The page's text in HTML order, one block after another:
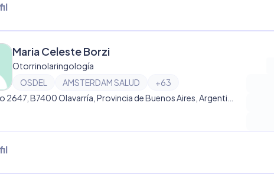
Maria Celeste Borzi
Otorrinolaringología
OSDEL
AMSTERDAM SALUD +63